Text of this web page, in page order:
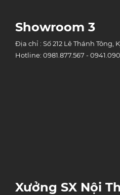
Showroom 3
Địa chỉ : Số 212 Lê Thánh Tông,
Hotline: 0981.877.567 -
Xưởng SX Nội